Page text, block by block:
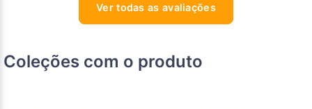
Ver todas as avaliações
Coleções com o produto